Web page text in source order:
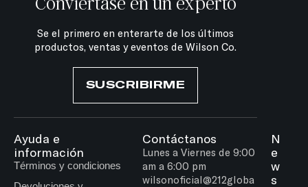
Se el primero en enterarte de los últimos
productos, ventas y eventos de Wilson Co.
SUSCRIBIRME
Ayuda e
información
Términos y condiciones
Contáctanos
Lunes a Viernes de 9:00
am a 6:00 pm
wilsonoficial@212globa
N
e
w
s